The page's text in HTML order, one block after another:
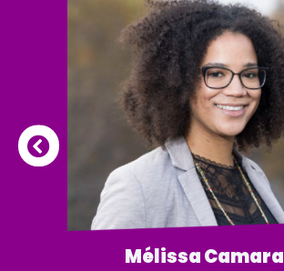
Mélissa Camara